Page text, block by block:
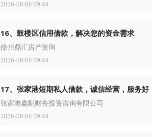
2026-08-06 09:44
16、鼓楼区信用借款，解决您的资金需求
徐州鼎汇房产资询
2026-08-06 09:44
17、张家港短期私人借款，诚信经营，服务好
张家港鑫融财务投资咨询有限公司
2026-08-06 09:44